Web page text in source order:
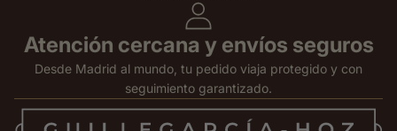
Atención cercana y envíos seguros
Desde Madrid al mundo, tu pedido viaja protegido y con
seguimiento garantizado.